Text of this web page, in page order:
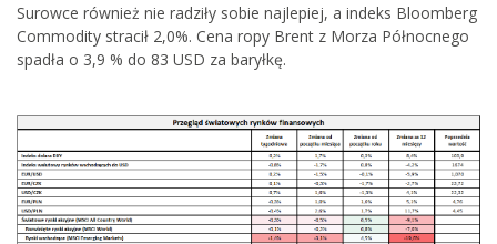
Surowce również nie radziły sobie najlepiej, a indeks Bloomberg
Commodity stracił 2,0%. Cena ropy Brent z Morza Północnego
spadła o 3,9 % do 83 USD za baryłkę.